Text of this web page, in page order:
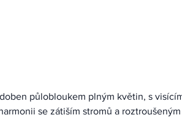
půlobloukem plným květin, s
se zátiším stromů a